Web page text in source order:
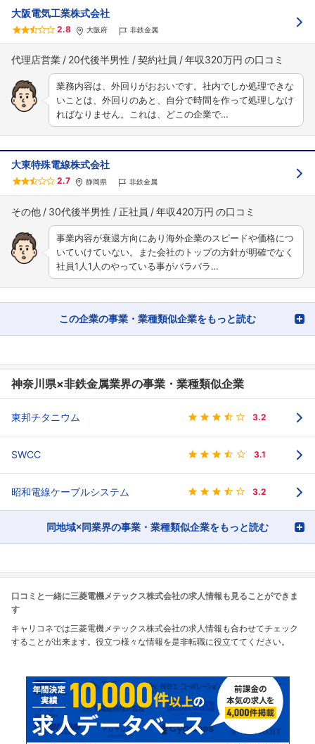
フォローしました
こちらの企業もフォローしませんか？
大阪電気工業株式会社
2.8 大阪府 非鉄金属
代理店営業 20代後半男性 契約社員 年収320万円
業務内容は、外回りがおおいです。社内でしか処理できな
いことは、外回りのあと、自分で時間を作って処理しなけ
ればなりません。これは、どこの企業で…
大東特殊電線株式会社
2.7 静岡県 非鉄金属
その他 30代後半男性 正社員 年収420万円
事業内容が衰退方向にあり海外企業のスピードや価格につ
いていけていない。また会社のトップの方針が明確でなく
社員1人1人のやっている事がバラバラ…
この企業の事業・業種類似企業をもっと読む
神奈川県×非鉄金属業界の事業・業種類似企業
東邦チタニウム 3.2
SWCC 3.1
昭和電線ケーブルシステム 3.2
同地域×同業界の事業・業種類似企業をもっと読む
口コミと一緒に三菱電機メテックス株式会社の求人情報も見ることができま
す
キャリコネでは三菱電機メテックス株式会社の求人情報も合わせてチェック
することが出来ます。役立つ様々な情報を是非転職に役立ててください。